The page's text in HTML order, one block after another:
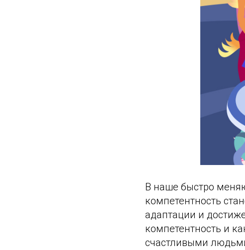
В наше быстро
компетентность
адаптации и
компетентность и
счастливыми